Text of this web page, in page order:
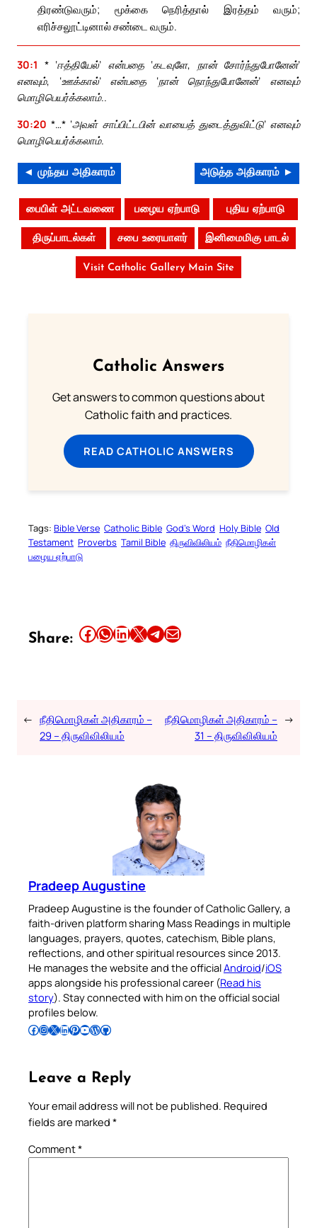
திரண்டுவரும்; மூக்கை நெரித்தால் இரத்தம் வரும்;
எரிச்சலூட்டினால் சண்டை வரும்.
30:1 * ‘ஈத்தியேல்’ என்பதை ‘கடவுளே, நான் சோர்ந்துபோனேன்’
எனவும், ‘ஊக்கால்’ என்பதை ‘நான் நொந்துபோனேன்’ எனவும்
மொழிபெயர்க்கலாம்..
30:20 *…* ‘அவள் சாப்பிட்டபின் வாயைத் துடைத்துவிட்டு’ எனவும்
மொழிபெயர்க்கலாம்.
◄ முந்தய அதிகாரம் அடுத்த அதிகாரம் ►
பைபிள் அட்டவணை பழைய ஏற்பாடு புதிய ஏற்பாடு
திருப்பாடல்கள் சபை உரையாளர் இனிமைமிகு பாடல்
Visit Catholic Gallery Main Site
Catholic Answers
Get answers to common questions about
Catholic faith and practices.
READ CATHOLIC ANSWERS
Tags: Bible Verse Catholic Bible God’s Word Holy Bible Old
Testament Proverbs Tamil Bible திருவிவிலியம் நீதிமொழிகள்
பழைய ஏற்பாடு
Share: Share this article on Facebook Share this article on WhatsApp Share this article on LinkedIn Share this article on X Share this article on TelegramEmail this Article
← நீதிமொழிகள் அதிகாரம் –
29 – திருவிவிலியம்
நீதிமொழிகள் அதிகாரம் –
31 – திருவிவிலியம்
→
Pradeep Augustine
Pradeep Augustine is the founder of Catholic Gallery, a
faith-driven platform sharing Mass Readings in multiple
languages, prayers, quotes, catechism, Bible plans,
reflections, and other spiritual resources since 2013.
He manages the website and the officialAndroid/iOS
apps alongside his professional career (Read his
story). Stay connected with him on the official social
profiles below.
Follow Pradeep on Facebook Follow Pradeep on InstagramFollow Pradeep on X Follow Pradeep on LinkedIn Follow Pradeep on Pinterest Subscribe to Pradeep’s Youtube Channel Follow Pradeep on WordPress Follow Pradeep on GitHub
Leave a Reply
Your email address will not be published. Required
fields are marked *
Comment*